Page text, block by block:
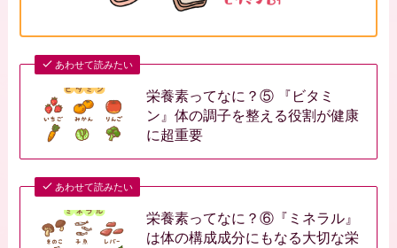
あわせて読みたい
栄養素ってなに？⑤ 『ビタミ
ン』体の調子を整える役割が健康
に超重要
あわせて読みたい
栄養素ってなに？⑥『ミネラル』
は体の構成成分にもなる大切な栄